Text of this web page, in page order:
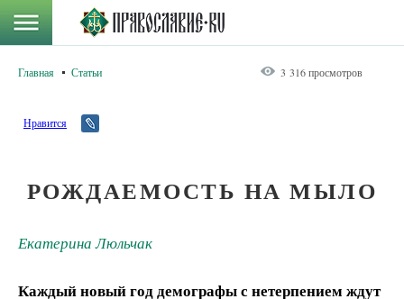
Главная Статьи 3 316 просмотров
Нравится
РОЖДАЕМОСТЬ НА МЫЛО
Екатерина Люльчак
Каждый новый год демографы с нетерпением ждут